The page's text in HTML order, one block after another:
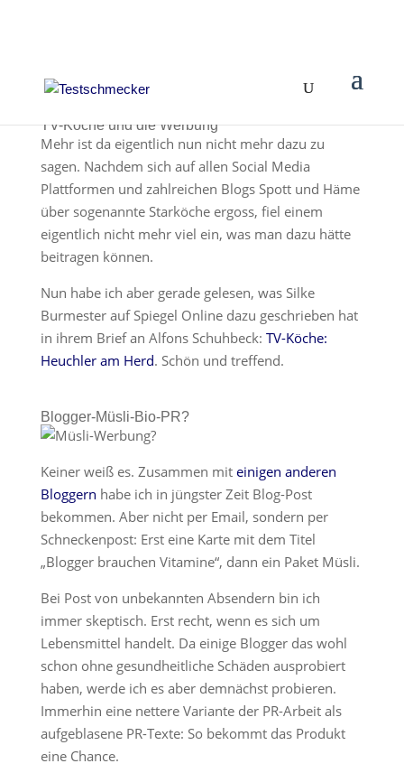
TV-Köche und die Werbung
Mehr ist da eigentlich nun nicht mehr dazu zu
sagen. Nachdem sich auf allen Social Media
Plattformen und zahlreichen Blogs Spott und Häme
über sogenannte Starköche ergoss, fiel einem
eigentlich nicht mehr viel ein, was man dazu hätte
beitragen können.
Nun habe ich aber gerade gelesen, was Silke
Burmester auf Spiegel Online dazu geschrieben hat
in ihrem Brief an Alfons Schuhbeck: TV-Köche:
Heuchler am Herd. Schön und treffend.
Blogger-Müsli-Bio-PR?
Keiner weiß es. Zusammen mit einigen anderen
Bloggern habe ich in jüngster Zeit Blog-Post
bekommen. Aber nicht per Email, sondern per
Schneckenpost: Erst eine Karte mit dem Titel
„Blogger brauchen Vitamine“, dann ein Paket Müsli.
Bei Post von unbekannten Absendern bin ich
immer skeptisch. Erst recht, wenn es sich um
Lebensmittel handelt. Da einige Blogger das wohl
schon ohne gesundheitliche Schäden ausprobiert
haben, werde ich es aber demnächst probieren.
Immerhin eine nettere Variante der PR-Arbeit als
aufgeblasene PR-Texte: So bekommt das Produkt
eine Chance.